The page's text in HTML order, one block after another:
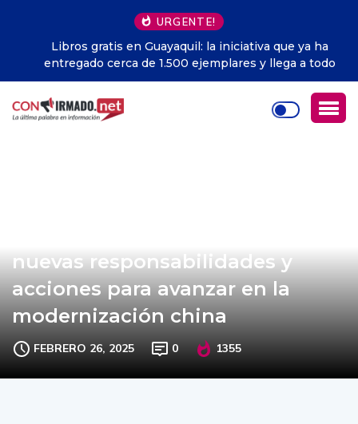
URGENTE!
Libros gratis en Guayaquil: la iniciativa que ya ha
entregado cerca de 1.500 ejemplares y llega a todo
Ecuador
nuevas responsabilidades y
acciones para avanzar en la
modernización china